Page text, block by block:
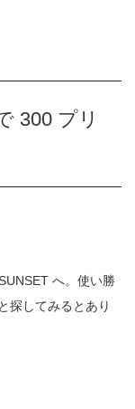
300 プリ
へ。使い勝
探してみるとあり